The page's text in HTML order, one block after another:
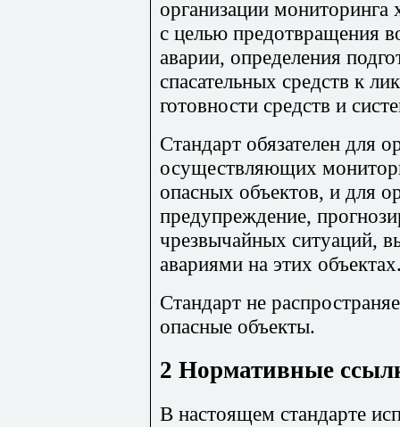
организации мониторинга
с целью предотвращения
аварии, определения
спасательных средств к
готовности средств и
Стандарт обязателен для
осуществляющих
опасных объектов, и для
предупреждение,
чрезвычайных ситуаций,
авариями на этих
Стандарт не
опасные объекты.
2 Нормативные
В настоящем стандарте